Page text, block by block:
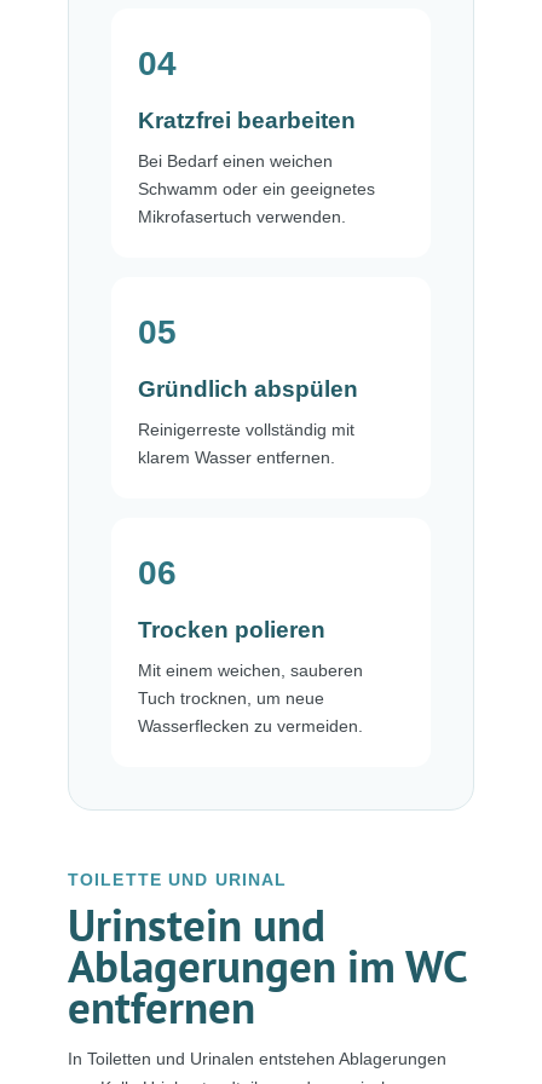
04
Kratzfrei bearbeiten
Bei Bedarf einen weichen
Schwamm oder ein geeignetes
Mikrofasertuch verwenden.
05
Gründlich abspülen
Reinigerreste vollständig mit
klarem Wasser entfernen.
06
Trocken polieren
Mit einem weichen, sauberen
Tuch trocknen, um neue
Wasserflecken zu vermeiden.
TOILETTE UND URINAL
Urinstein und
Ablagerungen im WC
entfernen
In Toiletten und Urinalen entstehen Ablagerungen